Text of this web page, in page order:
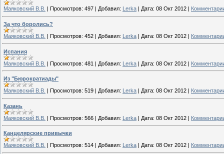
Маяковский В.В.
Просмотров: 497 Добавил: Lerka Дата: 08 Окт 2012
За что боролись?
Маяковский В.В. | Просмотров: 452 | Добавил: Lerka | Дата: 08 Окт 2012 |
Испания
Маяковский В.В. | Просмотров: 481 | Добавил: Lerka | Дата: 08 Окт 2012 |
Из "Бюрократиады"
Маяковский В.В. | Просмотров: 519 | Добавил: Lerka | Дата: 08 Окт 2012 |
Казань
Маяковский В.В. | Просмотров: 566 | Добавил: Lerka | Дата: 08 Окт 2012 |
Канцелярские привычки
Маяковский В.В.
Просмотров: 514 Добавил: Lerka Дата: 08 Окт 2012